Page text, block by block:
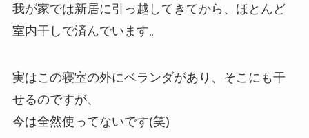
我が家では新居に引っ越してきてから、ほとんど
室内干しで済んでいます。
実はこの寝室の外にベランダがあり、そこにも干
せるのですが、
今は全然使ってないです(笑)